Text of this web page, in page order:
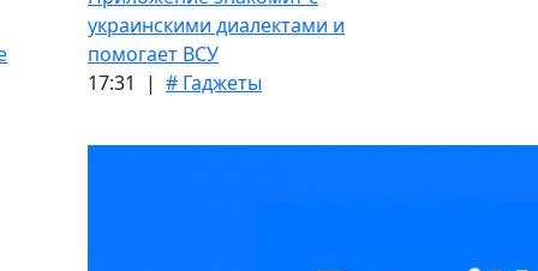
украинскими диалектами и
помогает ВСУ
17:31 | # Гаджеты